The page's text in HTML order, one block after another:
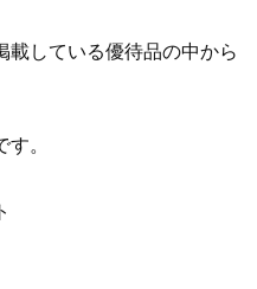
載している優待品の中から
。